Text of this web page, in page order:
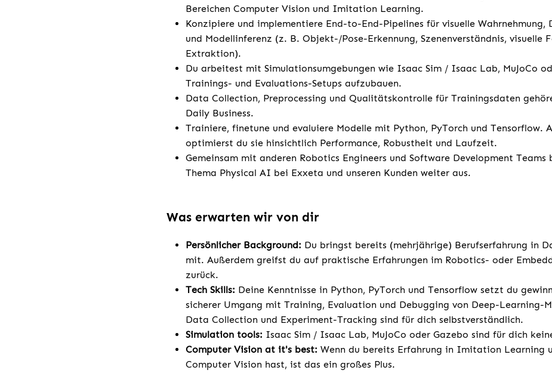
Bereichen Computer Vision und Imitation Learning.
Konzipiere und implementiere End-to-End-Pipelines für visuelle Wahrnehmung,
und Modellinferenz (z. B. Objekt-/Pose-Erkennung, Szenenverständnis, visuelle
Extraktion).
Du arbeitest mit Simulationsumgebungen wie Isaac Sim / Isaac Lab, MuJoCo
Trainings- und Evaluations-Setups aufzubauen.
Data Collection, Preprocessing und Qualitätskontrolle für Trainingsdaten
Daily Business.
Trainiere, finetune und evaluiere Modelle mit Python, PyTorch und Tensorflow.
optimierst du sie hinsichtlich Performance, Robustheit und Laufzeit.
Gemeinsam mit anderen Robotics Engineers und Software Development Teams
Thema Physical AI bei Exxeta und unseren Kunden weiter aus.
Was erwarten wir von dir
Persönlicher Background: Du bringst bereits (mehrjährige) Berufserfahrung in
mit. Außerdem greifst du auf praktische Erfahrungen im Robotics- oder
zurück.
Tech Skills: Deine Kenntnisse in Python, PyTorch und Tensorflow setzt du
sicherer Umgang mit Training, Evaluation und Debugging von Deep-Learning-
Data Collection und Experiment-Tracking sind für dich selbstverständlich.
Simulation tools: Isaac Sim / Isaac Lab, MuJoCo oder Gazebo sind für dich
Computer Vision at it's best: Wenn du bereits Erfahrung in Imitation Learning
Computer Vision hast, ist das ein großes Plus.